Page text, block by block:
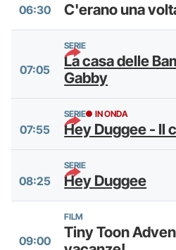
06:30 C'erano una
SERIE
07:05
La casa delle
Gabby
SERIE IN ONDA
07:55 Hey Duggee - Il
SERIE
08:25 Hey Duggee
FILM
09:00
Tiny Toon